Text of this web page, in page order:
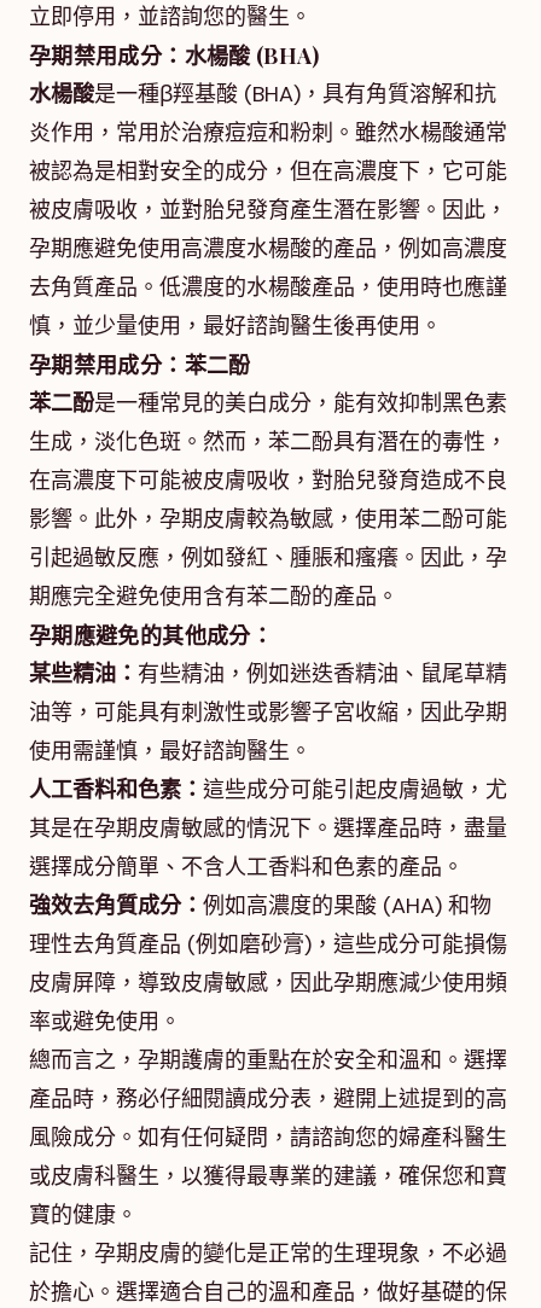
立即停用，並諮詢您的醫生。
孕期禁用成分：水楊酸 (BHA)
水楊酸是一種β羥基酸 (BHA)，具有角質溶解和抗
炎作用，常用於治療痘痘和粉刺。雖然水楊酸通常
被認為是相對安全的成分，但在高濃度下，它可能
被皮膚吸收，並對胎兒發育產生潛在影響。因此，
孕期應避免使用高濃度水楊酸的產品，例如高濃度
去角質產品。低濃度的水楊酸產品，使用時也應謹
慎，並少量使用，最好諮詢醫生後再使用。
孕期禁用成分：苯二酚
苯二酚是一種常見的美白成分，能有效抑制黑色素
生成，淡化色斑。然而，苯二酚具有潛在的毒性，
在高濃度下可能被皮膚吸收，對胎兒發育造成不良
影響。此外，孕期皮膚較為敏感，使用苯二酚可能
引起過敏反應，例如發紅、腫脹和瘙癢。因此，孕
期應完全避免使用含有苯二酚的產品。
孕期應避免的其他成分：
某些精油： 有些精油，例如迷迭香精油、鼠尾草精
油等，可能具有刺激性或影響子宮收縮，因此孕期
使用需謹慎，最好諮詢醫生。
人工香料和色素： 這些成分可能引起皮膚過敏，尤
其是在孕期皮膚敏感的情況下。選擇產品時，盡量
選擇成分簡單、不含人工香料和色素的產品。
強效去角質成分： 例如高濃度的果酸 (AHA) 和物
理性去角質產品 (例如磨砂膏)，這些成分可能損傷
皮膚屏障，導致皮膚敏感，因此孕期應減少使用頻
率或避免使用。
總而言之，孕期護膚的重點在於安全和溫和。選擇
產品時，務必仔細閱讀成分表，避開上述提到的高
風險成分。如有任何疑問，請諮詢您的婦產科醫生
或皮膚科醫生，以獲得最專業的建議，確保您和寶
寶的健康。
記住，孕期皮膚的變化是正常的生理現象，不必過
於擔心。選擇適合自己的溫和產品，做好基礎的保